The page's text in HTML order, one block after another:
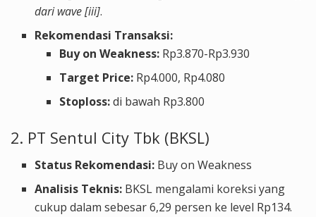
dari wave [iii].
Rekomendasi Transaksi:
Buy on Weakness:Rp3.870-Rp3.930
Target Price:Rp4.000, Rp4.080
Stoploss:di bawah Rp3.800
2. PT Sentul City Tbk (BKSL)
Status Rekomendasi: Buy on Weakness
Analisis Teknis: BKSL mengalami koreksi yang
cukup dalam sebesar 6,29 persen ke level Rp134.